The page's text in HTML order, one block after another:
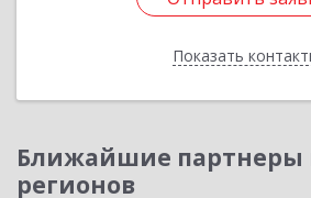
ПоказатьНазад
Ближайшие партнеры
регионов